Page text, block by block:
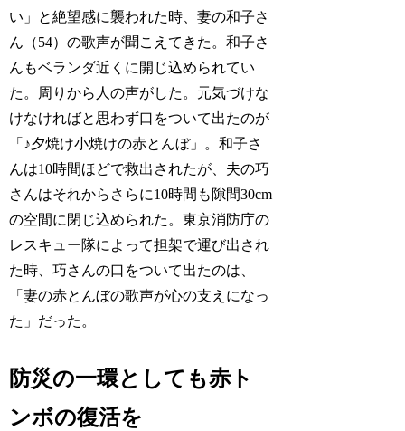
い」と絶望感に襲われた時、妻の和子さ
ん（54）の歌声が聞こえてきた。和子さ
んもベランダ近くに開じ込められてい
た。周りから人の声がした。元気づけな
けなければと思わず口をついて出たのが
「♪夕焼け小焼けの赤とんぼ」。和子さ
んは10時間ほどで救出されたが、夫の巧
さんはそれからさらに10時間も隙間30cm
の空間に閉じ込められた。東京消防庁の
レスキュー隊によって担架で運び出され
た時、巧さんの口をついて出たのは、
「妻の赤とんぼの歌声が心の支えになっ
た」だった。
防災の一環としても赤ト
ンボの復活を